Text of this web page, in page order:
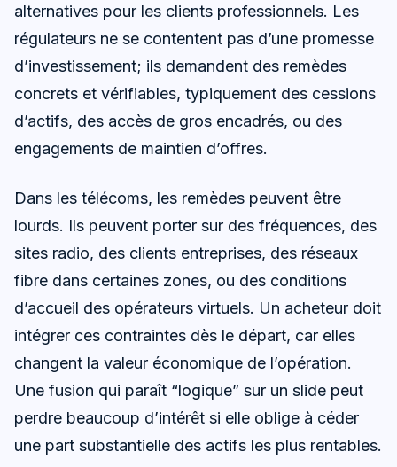
alternatives pour les clients professionnels. Les
régulateurs ne se contentent pas d’une promesse
d’investissement; ils demandent des remèdes
concrets et vérifiables, typiquement des cessions
d’actifs, des accès de gros encadrés, ou des
engagements de maintien d’offres.
Dans les télécoms, les remèdes peuvent être
lourds. Ils peuvent porter sur des fréquences, des
sites radio, des clients entreprises, des réseaux
fibre dans certaines zones, ou des conditions
d’accueil des opérateurs virtuels. Un acheteur doit
intégrer ces contraintes dès le départ, car elles
changent la valeur économique de l’opération.
Une fusion qui paraît “logique” sur un slide peut
perdre beaucoup d’intérêt si elle oblige à céder
une part substantielle des actifs les plus rentables.